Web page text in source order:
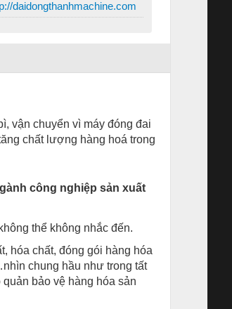
daidongthanhmachine.com
vận chuyển vì máy đóng đai
chất lượng hàng hoá trong
công nghiệp sản xuất
thể không nhắc đến.
hóa chất, đóng gói hàng hóa
chung hầu như trong tất
quản bảo vệ hàng hóa sản